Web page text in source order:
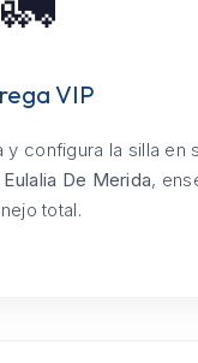
VIP
configura la silla en
De Merida,
total.